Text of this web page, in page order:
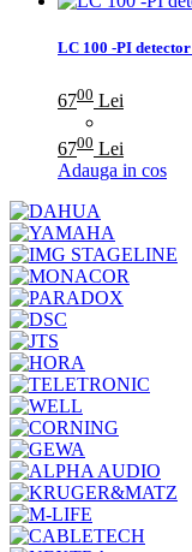
LC 100 -PI detector
6700 Lei
6700 Lei
Adauga in cos